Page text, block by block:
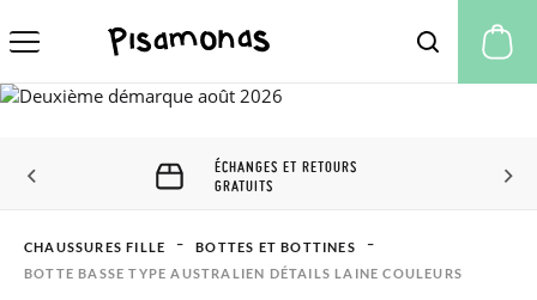
ÉCHANGES ET RETOURS
GRATUITS
CHAUSSURES FILLE
BOTTES ET BOTTINES
BOTTE BASSE TYPE AUSTRALIEN DÉTAILS LAINE COULEURS